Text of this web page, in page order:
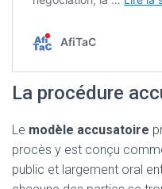
La procédure
Le modèle accusatoire
procès y est conçu
public et largement oral